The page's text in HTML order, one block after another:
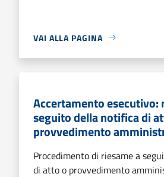
VAI ALLA PAGINA
Accertamento esecutivo:
seguito della notifica di
provvedimento
Procedimento di riesame a
di atto o provvedimento